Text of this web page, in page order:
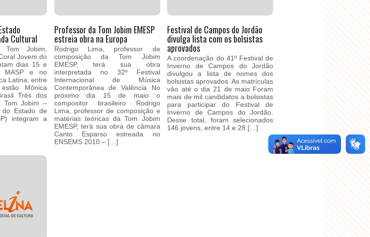
Cultural
Tom Jobim,
Jovem do
dias 15 e
MASP e no
Latina; entre
Mônica
Três dos
Tom Jobim –
do Estado de
integram a
Professor da Tom Jobim EMESP
estreia obra na Europa
Rodrigo Lima, professor de
composição da Tom Jobim
EMESP, terá sua obra
interpretada no 32º Festival
Internacional de Música
Contemporânea de Valência No
próximo dia 15 de maio o
compositor brasileiro Rodrigo
Lima, professor de composição e
matérias teóricas da Tom Jobim
EMESP, terá sua obra de câmara
Canto Esparso estreada no
ENSEMS 2010 – […]
Festival de Campos do Jordão
divulga lista com os bolsistas
aprovados
A coordenação do 41º Festival de
Inverno de Campos do Jordão
divulgou a lista de nomes dos
bolsistas aprovados. As matrículas
vão até o dia 21 de maio Foram
mais de mil candidatos a bolsistas
para participar do Festival de
Inverno de Campos do Jordão.
Desse total, foram selecionados
146 jovens, entre 14 e 28 […]